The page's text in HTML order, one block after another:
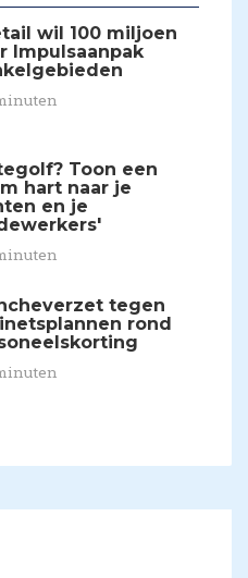
wil 100 miljoen
Impulsaanpak
Toon een
hart naar je
en je
tegen
rond